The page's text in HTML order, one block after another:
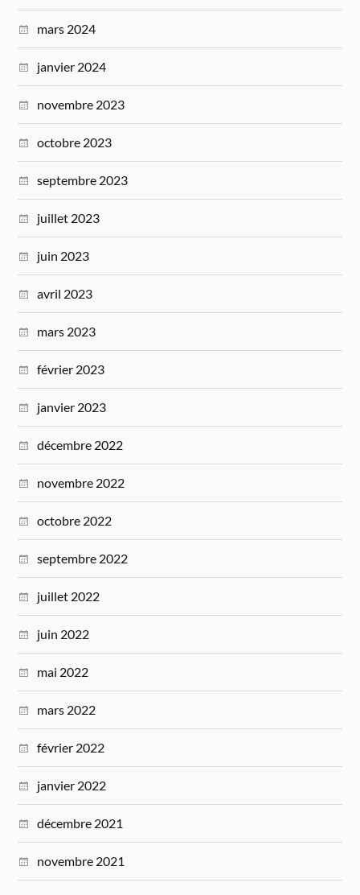
mars 2024
janvier 2024
novembre 2023
octobre 2023
septembre 2023
juillet 2023
juin 2023
avril 2023
mars 2023
février 2023
janvier 2023
décembre 2022
novembre 2022
octobre 2022
septembre 2022
juillet 2022
juin 2022
mai 2022
mars 2022
février 2022
janvier 2022
décembre 2021
novembre 2021